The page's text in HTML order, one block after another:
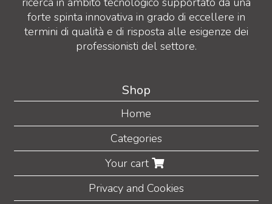
forte spinta innovativa in grado di eccellere in
termini di qualità e di risposta alle esigenze dei
professionisti del settore.
Shop
Home
Categories
Your cart
Privacy and Cookies